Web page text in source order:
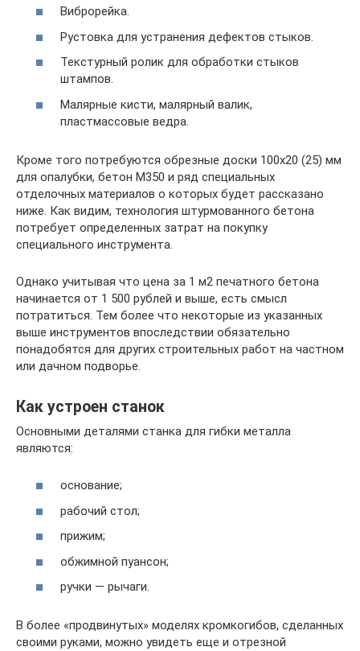
Виброрейка.
Рустовка для устранения дефектов стыков.
Текстурный ролик для обработки стыков
штампов.
Малярные кисти, малярный валик,
пластмассовые ведра.
Кроме того потребуются обрезные доски 100х20 (25) мм
для опалубки, бетон М350 и ряд специальных
отделочных материалов о которых будет рассказано
ниже. Как видим, технология штурмованного бетона
потребует определенных затрат на покупку
специального инструмента.
Однако учитывая что цена за 1 м2 печатного бетона
начинается от 1 500 рублей и выше, есть смысл
потратиться. Тем более что некоторые из указанных
выше инструментов впоследствии обязательно
понадобятся для других строительных работ на частном
или дачном подворье.
Как устроен станок
Основными деталями станка для гибки металла
являются:
основание;
рабочий стол;
прижим;
обжимной пуансон;
ручки — рычаги.
В более «продвинутых» моделях кромкогибов, сделанных
своими руками, можно увидеть еще и отрезной